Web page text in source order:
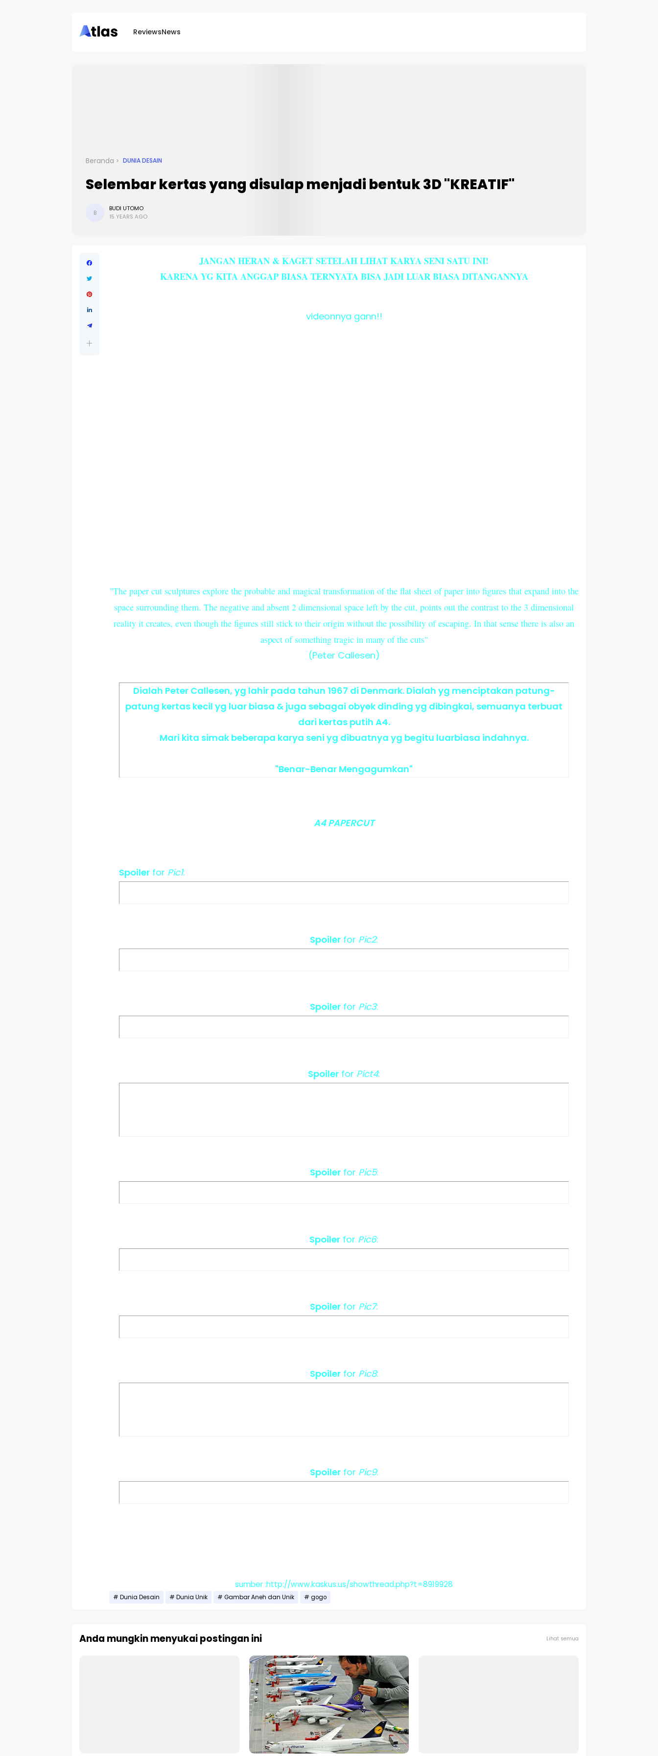
ReviewsNews
Beranda DUNIA DESAIN
Selembar kertas yang disulap menjadi bentuk 3D "KREATIF"
B
BUDI UTOMO
15 YEARS AGO
JANGAN HERAN & KAGET SETELAH LIHAT KARYA SENI SATU INI!
KARENA YG KITA ANGGAP BIASA TERNYATA BISA JADI LUAR BIASA DITANGANNYA
videonnya gann!!
"The paper cut sculptures explore the probable and magical transformation of the flat sheet of paper into figures that expand into the
space surrounding them. The negative and absent 2 dimensional space left by the cut, points out the contrast to the 3 dimensional
reality it creates, even though the figures still stick to their origin without the possibility of escaping. In that sense there is also an
aspect of something tragic in many of the cuts"
(Peter Callesen)
Dialah Peter Callesen, yg lahir pada tahun 1967 di Denmark. Dialah yg menciptakan patung-
patung kertas kecil yg luar biasa & juga sebagai obyek dinding yg dibingkai, semuanya terbuat
dari kertas putih A4.
Mari kita simak beberapa karya seni yg dibuatnya yg begitu luarbiasa indahnya.
"Benar-Benar Mengagumkan"
A4 PAPERCUT
Spoiler for Pic1:
Spoiler for Pic2:
Spoilerfor Pic3:
Spoiler for Pict4:
Spoilerfor Pic5:
Spoiler for Pic6:
Spoiler for Pic7:
Spoilerfor Pic8:
Spoilerfor Pic9:
sumber :http://www.kaskus.us/showthread.php?t=8919928
Dunia Desain Dunia Unik Gambar Aneh dan Unik gogo
Anda mungkin menyukai postingan ini Lihat semua